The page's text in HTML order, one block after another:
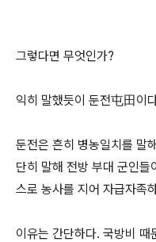
그렇다면 무엇인가?
익히 말했듯이 둔전屯田이
둔전은 흔히 병농일치를 말
단히 말해 전방 부대 군인
스로 농사를 지어 자급자족
이유는 간단하다. 국방비